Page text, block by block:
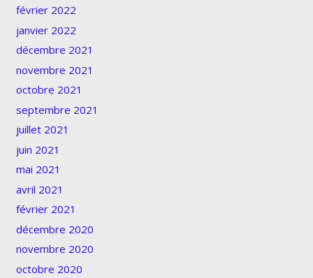
février 2022
janvier 2022
décembre 2021
novembre 2021
octobre 2021
septembre 2021
juillet 2021
juin 2021
mai 2021
avril 2021
février 2021
décembre 2020
novembre 2020
octobre 2020